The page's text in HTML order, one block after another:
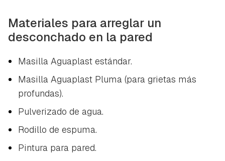
Materiales para arreglar un
desconchado en la pared
Masilla Aguaplast estándar.
Masilla Aguaplast Pluma (para grietas más
profundas).
Pulverizado de agua.
Rodillo de espuma.
Pintura para pared.